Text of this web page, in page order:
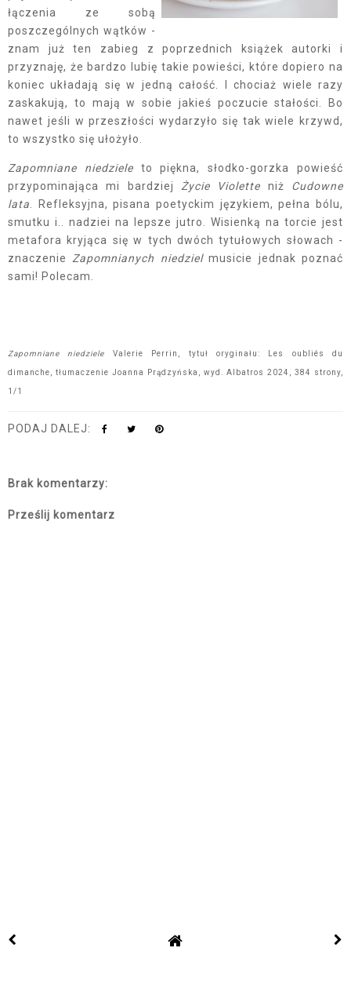
łączenia ze sobą
poszczególnych wątków -
znam już ten zabieg z poprzednich książek autorki i
przyznaję, że bardzo lubię takie powieści, które dopiero na
koniec układają się w jedną całość. I chociaż wiele razy
zaskakują, to mają w sobie jakieś poczucie stałości. Bo
nawet jeśli w przeszłości wydarzyło się tak wiele krzywd,
to wszystko się ułożyło.
Zapomniane niedzieleto piękna, słodko-gorzka powieść
przypominająca mi bardziej Życie Violette niż Cudowne
lata. Refleksyjna, pisana poetyckim językiem, pełna bólu,
smutku i.. nadziei na lepsze jutro. Wisienką na torcie jest
metafora kryjąca się w tych dwóch tytułowych słowach -
znaczenieZapomnianych niedzielmusicie jednak poznać
sami! Polecam.
Zapomniane niedziele Valerie Perrin, tytuł oryginału: Les oubliés du
dimanche, tłumaczenie Joanna Prądzyńska, wyd. Albatros 2024, 384 strony,
1/1
PODAJ DALEJ:
Brak komentarzy:
Prześlij komentarz